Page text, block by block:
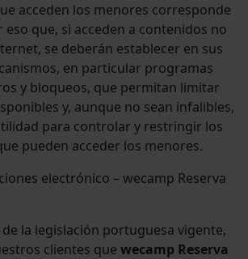
acceden los menores corresponde
eso que, si acceden a contenidos no
se deberán establecer en sus
en particular programas
y bloqueos, que permitan limitar
y, aunque no sean infalibles,
para controlar y restringir los
pueden acceder los menores.
electrónico – wecamp Reserva
la legislación portuguesa vigente,
clientes que wecamp Reserva